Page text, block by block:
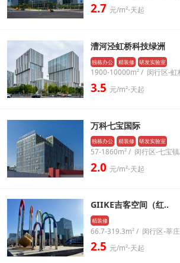
2.7 元/m²⋅天起
漕河泾虹桥科技绿洲
独栋办公 精装修 研发实验室
1900-10000m² / 闵行区-虹
3.5 元/m²⋅天起
万科七宝国际
独栋办公 精装修 研发实验室
57-1860m² / 闵行区-七宝
2.0 元/m²⋅天起
GIIKE吉客空间（红..
精装修
66.7-319.3m² / 闵行区-莘
2.5 元/m²⋅天起